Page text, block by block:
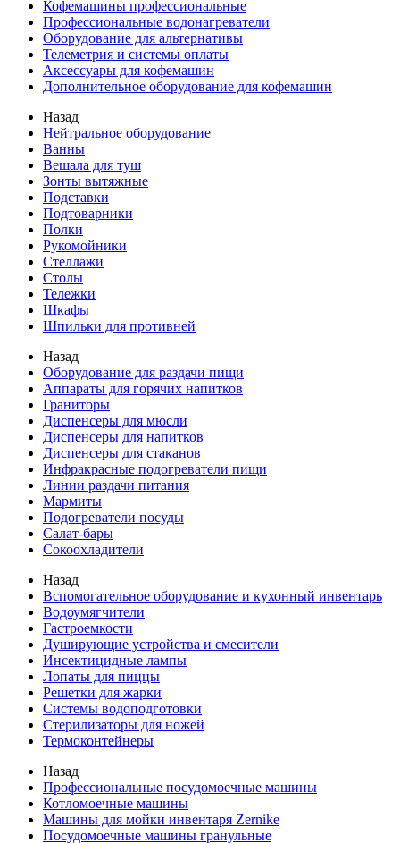
Кофемашины профессиональные
Профессиональные водонагреватели
Оборудование для альтернативы
Телеметрия и системы оплаты
Аксессуары для кофемашин
Дополнительное оборудование для кофемашин
Назад
Нейтральное оборудование
Ванны
Вешала для туш
Зонты вытяжные
Подставки
Подтоварники
Полки
Рукомойники
Стеллажи
Столы
Тележки
Шкафы
Шпильки для противней
Назад
Оборудование для раздачи пищи
Аппараты для горячих напитков
Граниторы
Диспенсеры для мюсли
Диспенсеры для напитков
Диспенсеры для стаканов
Инфракрасные подогреватели пищи
Линии раздачи питания
Мармиты
Подогреватели посуды
Салат-бары
Сокоохладители
Назад
Вспомогательное оборудование и кухонный инвентарь
Водоумягчители
Гастроемкости
Душирующие устройства и смесители
Инсектицидные лампы
Лопаты для пиццы
Решетки для жарки
Системы водоподготовки
Стерилизаторы для ножей
Термоконтейнеры
Назад
Профессиональные посудомоечные машины
Котломоечные машины
Машины для мойки инвентаря Zernike
Посудомоечные машины гранульные